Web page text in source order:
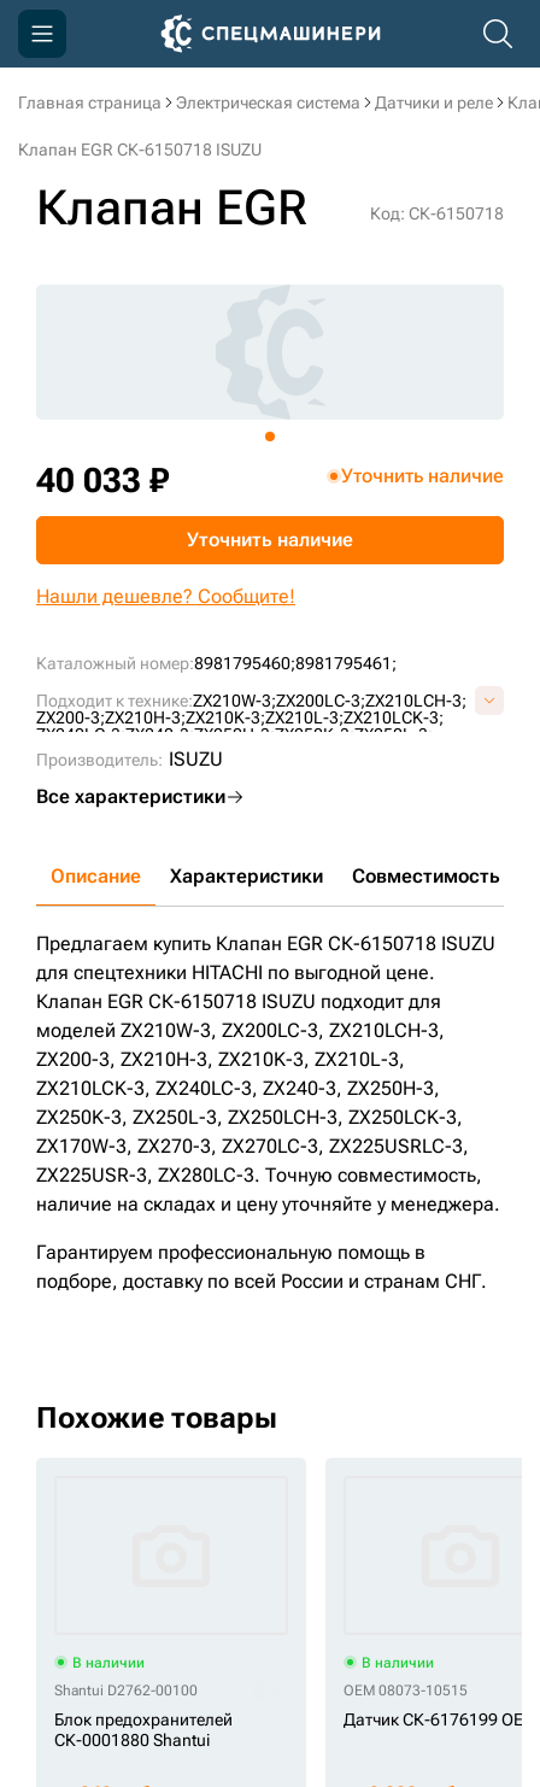
Главная страница Электрическая система Датчики и реле
Клапан EGR СК-6150718 ISUZU
Клапан EGR Код: СК-6150718
Каталожный номер:8981795460;8981795461;
Подходит к технике:ZX210W-3;ZX200LC-3;ZX210LCH-3;
ZX200-3;ZX210H-3;ZX210K-3;ZX210L-3;ZX210LCK-3;
ZX240LC-3;ZX240-3;ZX250H-3;ZX250K-3;ZX250L-3;
ZX250LCH-3;
ZX250LCK-3;
ZX270LC-3;ZX225USRLC-3;
Производитель: ISUZU
Все характеристики
40 033 ₽ Уточнить наличие
Уточнить наличие
Нашли дешевле? Сообщите!
Описание Характеристики Совместимость
Предлагаем купить Клапан EGR СК-6150718 ISUZU
для спецтехники HITACHI по выгодной цене.
Клапан EGR СК-6150718 ISUZU подходит для
моделей ZX210W-3, ZX200LC-3, ZX210LCH-3,
ZX200-3, ZX210H-3, ZX210K-3, ZX210L-3,
ZX210LCK-3, ZX240LC-3, ZX240-3, ZX250H-3,
ZX250K-3, ZX250L-3, ZX250LCH-3, ZX250LCK-3,
ZX170W-3, ZX270-3, ZX270LC-3, ZX225USRLC-3,
ZX225USR-3, ZX280LC-3. Точную совместимость,
наличие на складах и цену уточняйте у менеджера.
Гарантируем профессиональную помощь в
подборе, доставку по всей России и странам СНГ.
Похожие товары
В наличии
Shantui D2762-00100
Блок предохранителей
СК-0001880 Shantui
В наличии
OEM 08073-10515
Датчик СК-6176199 OEM
Компания
Доставка и оплата
+7 (499) 394-50-93